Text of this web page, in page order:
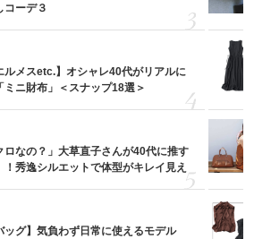
コーデ３
ルメスetc.】オシャレ40代がリアルに
ミニ財布」＜スナップ18選＞
ロなの？」大草直子さんが40代に推す
！秀逸シルエットで体型がキレイ見え
ッグ】気負わず日常に使えるモデル